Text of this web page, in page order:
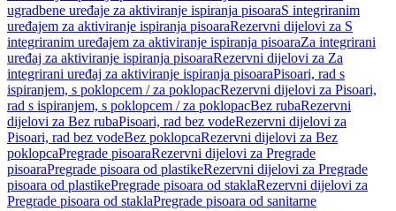
ugradbene uređaje za aktiviranje ispiranja pisoaraS integriranim
uređajem za aktiviranje ispiranja pisoaraRezervni dijelovi za S
integriranim uređajem za aktiviranje ispiranja pisoaraZa integrirani
uređaj za aktiviranje ispiranja pisoaraRezervni dijelovi za Za
integrirani uređaj za aktiviranje ispiranja pisoaraPisoari, rad s
ispiranjem, s poklopcem / za poklopacRezervni dijelovi za Pisoari,
rad s ispiranjem, s poklopcem / za poklopacBez rubaRezervni
dijelovi za Bez rubaPisoari, rad bez vodeRezervni dijelovi za
Pisoari, rad bez vodeBez poklopcaRezervni dijelovi za Bez
poklopcaPregrade pisoaraRezervni dijelovi za Pregrade
pisoaraPregrade pisoara od plastikeRezervni dijelovi za Pregrade
pisoara od plastikePregrade pisoara od staklaRezervni dijelovi za
Pregrade pisoara od staklaPregrade pisoara od sanitarne